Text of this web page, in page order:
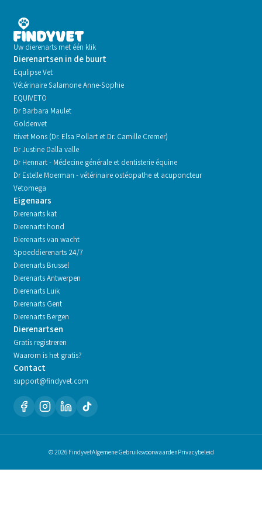
Uw dierenarts met één klik
Dierenartsen in de buurt
Equlipse Vet
Vétérinaire Salamone Anne-Sophie
EQUIVETO
Dr Barbara Maulet
Goldenvet
Itivet Mons (Dr. Elsa Pollart et Dr. Camille Cremer)
Dr Justine Dalla valle
Dr Hennart - Médecine générale et dentisterie équine
Dr Estelle Moerman - vétérinaire ostéopathe et acuponcteur
Vetomega
Eigenaars
Dierenarts kat
Dierenarts hond
Dierenarts van wacht
Spoeddierenarts 24/7
Dierenarts Brussel
Dierenarts Antwerpen
Dierenarts Luik
Dierenarts Gent
Dierenarts Bergen
Dierenartsen
Gratis registreren
Waarom is het gratis?
Contact
support@findyvet.com
© 2026 FindyvetAlgemene GebruiksvoorwaardenPrivacybeleid